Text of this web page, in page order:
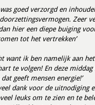
goed verzorgd en
Zeer
hier een diepe buiging
tot het vertrekken’
want ik ben namelijk aan
te volgen! En deze
geeft mensen energie!’
dank voor de
leuks om te zien en te